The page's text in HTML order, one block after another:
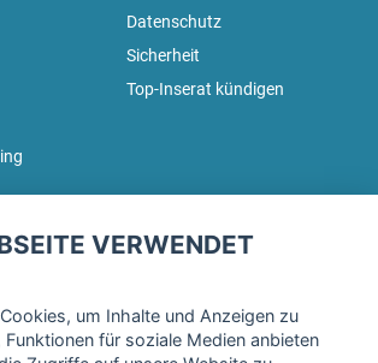
Datenschutz
Sicherheit
Top-Inserat kündigen
Newsletter ein und erhalte regelmäßig
VERWENDET
um Inhalte und Anzeigen zu
Funktionen für soziale Medien anbieten